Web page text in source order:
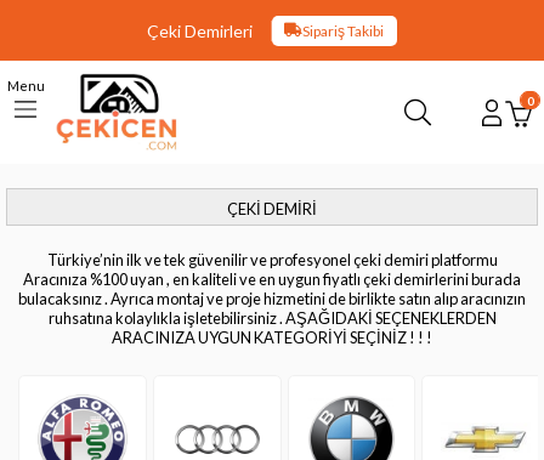
Çeki Demirleri Sipariş Takibi
Menu
0
ÇEKİ DEMİRİ
Türkiye’nin ilk ve tek güvenilir ve profesyonel çeki demiri platformu
Aracınıza %100 uyan , en kaliteli ve en uygun fiyatlı çeki demirlerini burada
bulacaksınız . Ayrıca montaj ve proje hizmetini de birlikte satın alıp aracınızın
ruhsatına kolaylıkla işletebilirsiniz . AŞAĞIDAKİ SEÇENEKLERDEN
ARACINIZA UYGUN KATEGORİYİ SEÇİNİZ ! ! !